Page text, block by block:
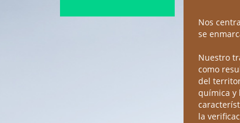
Nos
se
Nuestro
como
del
química y
la